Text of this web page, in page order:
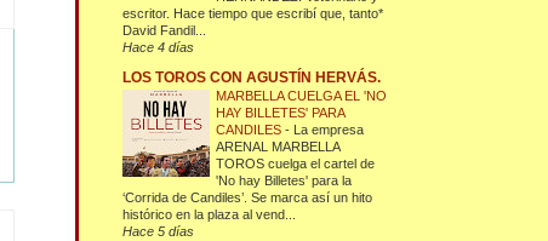
escritor. Hace tiempo que escribí que, tanto*
David Fandil...
Hace 4 días
LOS TOROS CON AGUSTÍN HERVÁS.
MARBELLA CUELGA EL 'NO
HAY BILLETES' PARA
CANDILES- La empresa
ARENAL MARBELLA
TOROS cuelga el cartel de
'No hay Billetes' para la
‘Corrida de Candiles’. Se marca así un hito
histórico en la plaza al vend...
Hace 5 días